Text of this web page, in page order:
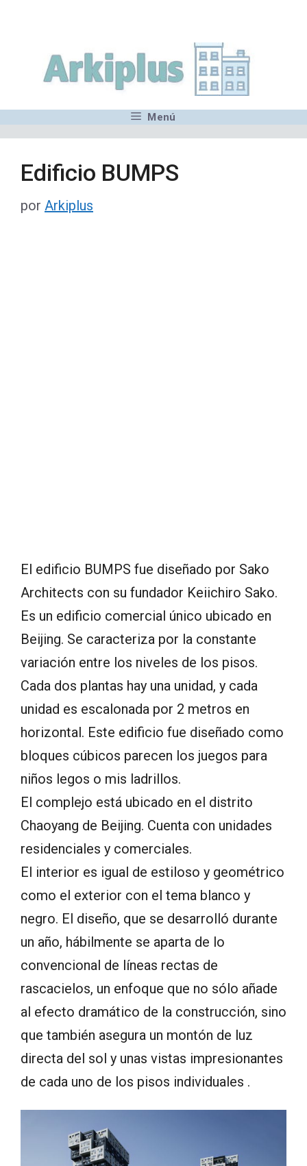
contenido
Menú
Edificio BUMPS
por Arkiplus
El edificio BUMPS fue diseñado por Sako
Architects con su fundador Keiichiro Sako.
Es un edificio comercial único ubicado en
Beijing. Se caracteriza por la constante
variación entre los niveles de los pisos.
Cada dos plantas hay una unidad, y cada
unidad es escalonada por 2 metros en
horizontal. Este edificio fue diseñado como
bloques cúbicos parecen los juegos para
niños legos o mis ladrillos.
El complejo está ubicado en el distrito
Chaoyang de Beijing. Cuenta con unidades
residenciales y comerciales.
El interior es igual de estiloso y geométrico
como el exterior con el tema blanco y
negro. El diseño, que se desarrolló durante
un año, hábilmente se aparta de lo
convencional de líneas rectas de
rascacielos, un enfoque que no sólo añade
al efecto dramático de la construcción, sino
que también asegura un montón de luz
directa del sol y unas vistas impresionantes
de cada uno de los pisos individuales .